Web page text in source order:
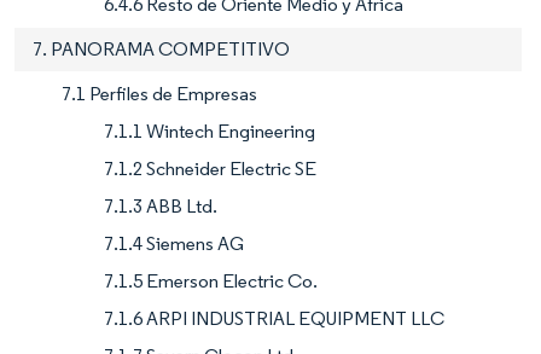
7. PANORAMA COMPETITIVO
7.1 Perfiles de Empresas
7.1.1 Wintech Engineering
7.1.2 Schneider Electric SE
7.1.3 ABB Ltd.
7.1.4 Siemens AG
7.1.5 Emerson Electric Co.
7.1.6 ARPI INDUSTRIAL EQUIPMENT LLC